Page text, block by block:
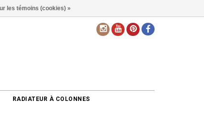
RADIATEUR À COLONNES
les témoins (cookies) »